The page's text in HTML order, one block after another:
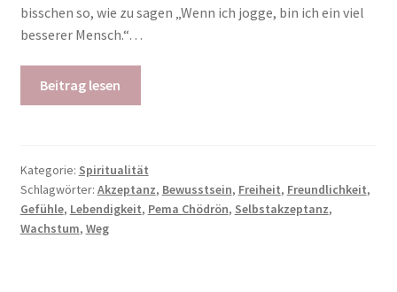
bisschen so, wie zu sagen „Wenn ich jogge, bin ich ein viel
besserer Mensch.“…
Beitrag lesen
Kategorie: Spiritualität
Schlagwörter: Akzeptanz, Bewusstsein, Freiheit, Freundlichkeit,
Gefühle, Lebendigkeit, Pema Chödrön, Selbstakzeptanz,
Wachstum, Weg